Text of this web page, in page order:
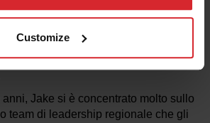
Customize
della strategia di vendita,
Brown contribuirà alla
e alla direzione dell’organizzazione
Jake si è concentrato molto sullo
team di leadership regionale che gli